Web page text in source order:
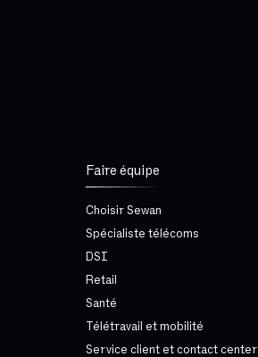
Faire équipe
Choisir Sewan
Spécialiste télécoms
DSI
Retail
Santé
Télétravail et mobilité
Service client et contact center